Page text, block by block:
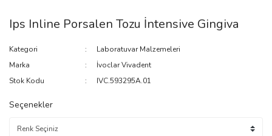
Ips Inline Porsalen Tozu İntensive Gingiva
Kategori
Laboratuvar Malzemeleri
Marka
İvoclar Vivadent
Stok Kodu
IVC.593295A.01
Seçenekler